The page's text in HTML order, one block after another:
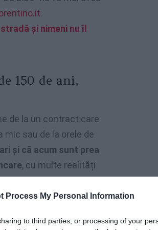
Process My Personal Information
to third parties, or processing of your
.
și nimeni nu îl
150 de ani,
de la un contract care
mic sau de la orele de
și că acum sunt prea
, cu multe realități
de fapt, cei care știu să